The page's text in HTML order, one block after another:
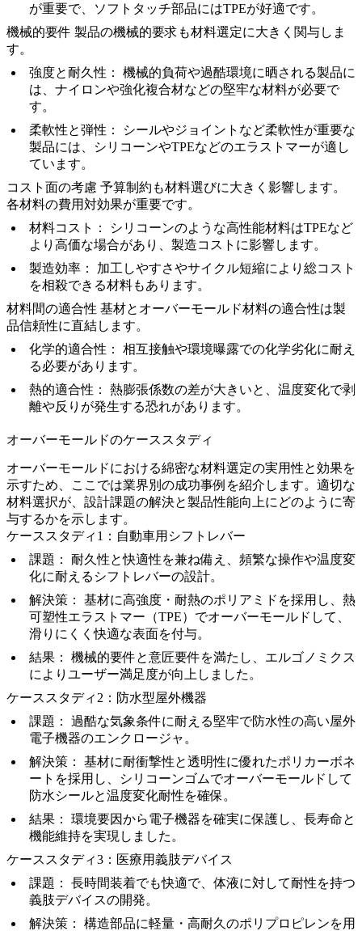
が重要で、ソフトタッチ部品にはTPEが好適です。
機械的要件 製品の機械的要求も材料選定に大きく関与しま
す。
強度と耐久性：
機械的負荷や過酷環境に晒される製品に
は、ナイロンや強化複合材などの堅牢な材料が必要で
す。
柔軟性と弾性：
シールやジョイントなど柔軟性が重要な
製品には、シリコーンやTPEなどのエラストマーが適し
ています。
コスト面の考慮 予算制約も材料選びに大きく影響します。
各材料の費用対効果が重要です。
材料コスト：
シリコーンのような高性能材料はTPEなど
より高価な場合があり、製造コストに影響します。
製造効率：
加工しやすさやサイクル短縮により総コスト
を相殺できる材料もあります。
材料間の適合性 基材とオーバーモールド材料の適合性は製
品信頼性に直結します。
化学的適合性：
相互接触や環境曝露での化学劣化に耐え
る必要があります。
熱的適合性：
熱膨張係数の差が大きいと、温度変化で剥
離や反りが発生する恐れがあります。
オーバーモールドのケーススタディ
オーバーモールドにおける綿密な材料選定の実用性と効果を
示すため、ここでは業界別の成功事例を紹介します。適切な
材料選択が、設計課題の解決と製品性能向上にどのように寄
与するかを示します。
ケーススタディ1：自動車用シフトレバー
課題：
耐久性と快適性を兼ね備え、頻繁な操作や温度変
化に耐えるシフトレバーの設計。
解決策：
基材に高強度・耐熱のポリアミドを採用し、熱
可塑性エラストマー（TPE）でオーバーモールドして、
滑りにくく快適な表面を付与。
結果：
機械的要件と意匠要件を満たし、エルゴノミクス
によりユーザー満足度が向上しました。
ケーススタディ2：防水型屋外機器
課題：
過酷な気象条件に耐える堅牢で防水性の高い屋外
電子機器のエンクロージャ。
解決策：
基材に耐衝撃性と透明性に優れたポリカーボネ
ートを採用し、シリコーンゴムでオーバーモールドして
防水シールと温度変化耐性を確保。
結果：
環境要因から電子機器を確実に保護し、長寿命と
機能維持を実現しました。
ケーススタディ3：医療用義肢デバイス
課題：
長時間装着でも快適で、体液に対して耐性を持つ
義肢デバイスの開発。
解決策：
構造部品に軽量・高耐久のポリプロピレンを用